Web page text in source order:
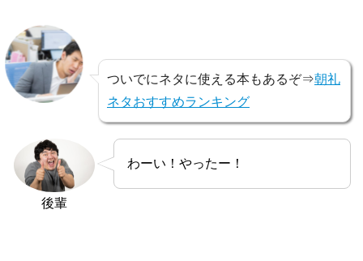
ついでにネタに使える本もあるぞ⇒朝礼
ネタおすすめランキング
後輩
わーい！やったー！